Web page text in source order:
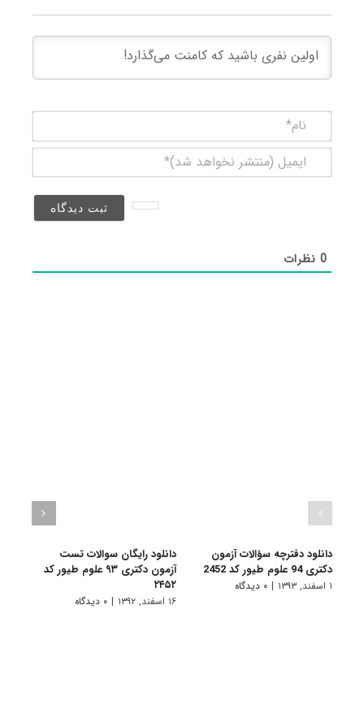
(منتشر
0نظرات
دانلود دفترچه سؤالات آزمون
دکتری 94 علوم طیور کد 2452
۱ اسفند, ۱۳۹۳ | ۰ دیدگاه
دانلود رایگان سوالات تست
آزمون دکتری ۹۳ علوم طیور کد
۲۴۵۲
۱۶ اسفند, ۱۳۹۲ | ۰ دیدگاه